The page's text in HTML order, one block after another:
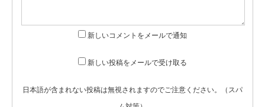
新しいコメントをメールで通知
新しい投稿をメールで受け取る
日本語が含まれない投稿は無視されますのでご注意ください。（スパ